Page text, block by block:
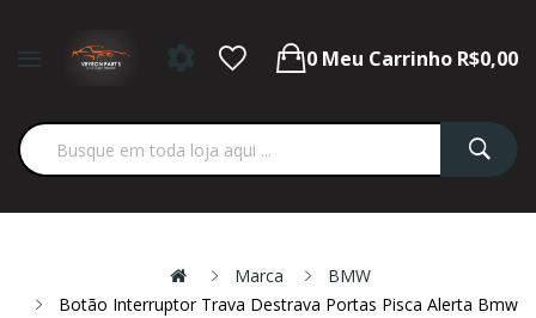
0 Meu Carrinho R$0,00
Marca
BMW
Botão Interruptor Trava Destrava Portas Pisca Alerta Bmw